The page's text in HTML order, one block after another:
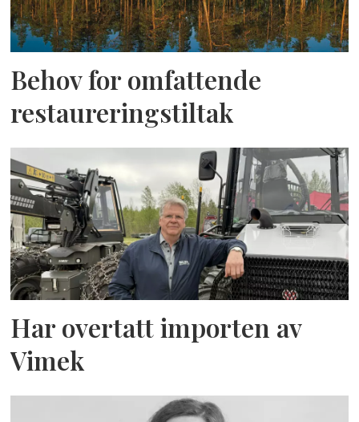
Behov for omfattende
restaureringstiltak
Har overtatt importen av
Vimek